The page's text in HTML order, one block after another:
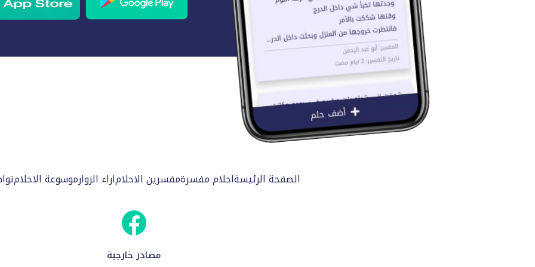
الصفحة الرئيسةاحلام مفسرةمفسرين الاحلاماراء الزوارموسوعة الاحلام
مصادر خارجية